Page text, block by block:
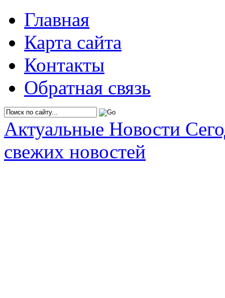
Главная
Карта сайта
Контакты
Обратная связь
Актуальные Новости
свежих новостей